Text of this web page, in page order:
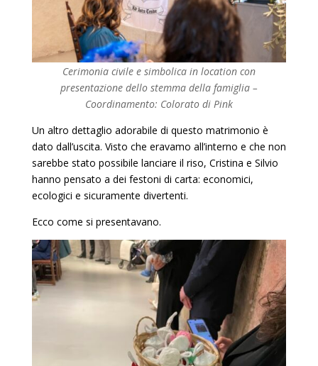
Cerimonia civile e simbolica in location con
presentazione dello stemma della famiglia –
Coordinamento: Colorato di Pink
Un altro dettaglio adorabile di questo matrimonio è
dato dall’uscita. Visto che eravamo all’interno e che non
sarebbe stato possibile lanciare il riso, Cristina e Silvio
hanno pensato a dei festoni di carta: economici,
ecologici e sicuramente divertenti.
Ecco come si presentavano.